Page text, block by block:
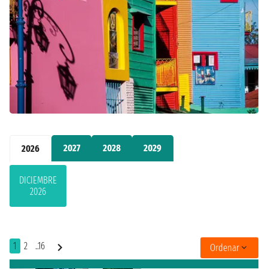
2026 2027 2028 2029
DICIEMBRE
2026
1 2 ..16 Ordenar